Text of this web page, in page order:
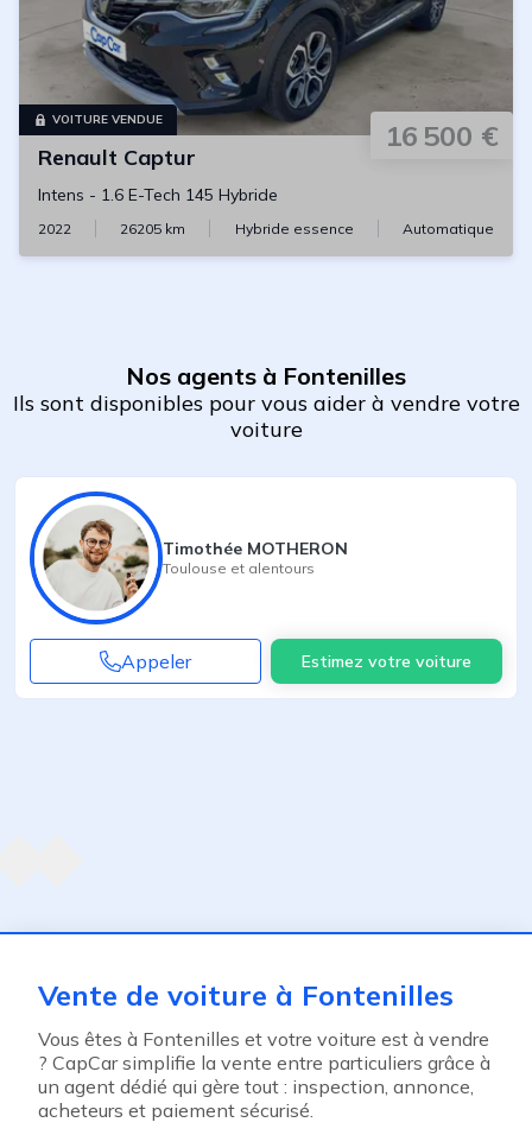
VOITURE VENDUE 16 500 €
Renault Captur
Intens - 1.6 E-Tech 145 Hybride
2022 26205 km Hybride essence Automatique
Nos agents à Fontenilles
Ils sont disponibles pour vous aider à vendre votre
voiture
Timothée MOTHERON
Toulouse et alentours
Appeler Estimez votre voiture
Vente de voiture à Fontenilles
Vous êtes à Fontenilles et votre voiture est à vendre
? CapCar simplifie la vente entre particuliers grâce à
un agent dédié qui gère tout : inspection, annonce,
acheteurs et paiement sécurisé.